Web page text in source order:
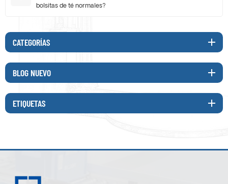
bolsitas de té normales?
CATEGORÍAS
BLOG NUEVO
ETIQUETAS